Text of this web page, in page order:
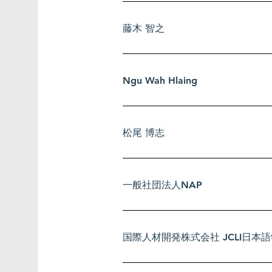
藤木 智之
Ngu Wah Hlaing
松尾 博志
​一般社団法人NAP
国際人材開発株式会社 JCLI日本